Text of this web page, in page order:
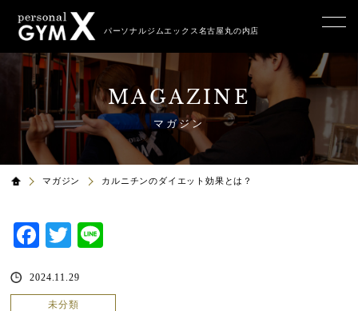
パーソナルジムエックス名古屋丸の内店
MAGAZINE
マガジン
マガジン カルニチンのダイエット効果とは？
Facebook
Twitter
2024.11.29
未分類